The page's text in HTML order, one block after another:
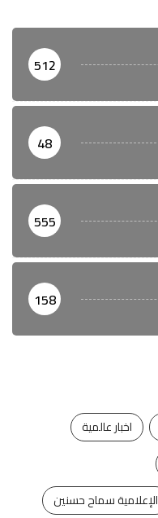
512
48
555
158
اخبار عالمية
الإعلامية سماح حسنين